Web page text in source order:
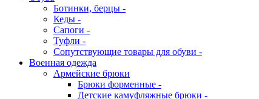
Ботинки, берцы -
Кеды -
Сапоги -
Туфли -
Сопутствующие товары для обуви -
Военная одежда
Армейские брюки
Брюки форменные -
Детские камуфляжные брюки -